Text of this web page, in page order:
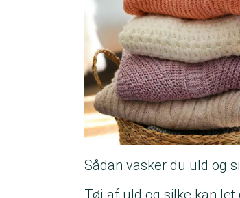
Sådan vasker du uld og
Tøj af uld og silke kan let